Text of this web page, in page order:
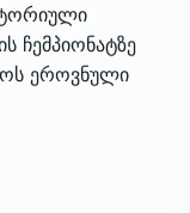
ჩემპიონატზე
ეროვნული